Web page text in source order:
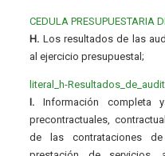
CEDULA PRESUPUESTARIA
H. Los resultados de las
al ejercicio presupuestal;
literal_h-
I. Información completa
precontractuales,
de las contrataciones